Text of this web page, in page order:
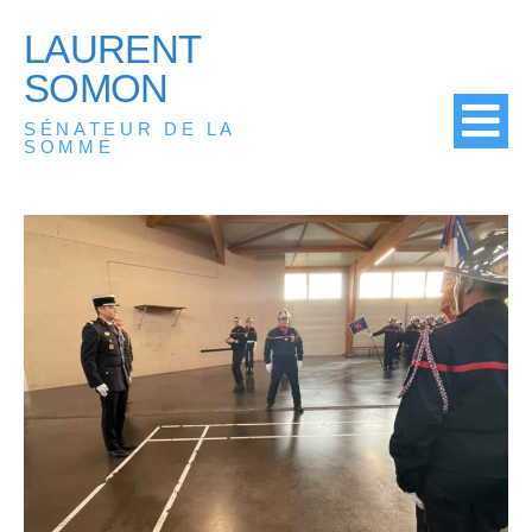
LAURENT
SOMON
SÉNATEUR DE LA
SOMME